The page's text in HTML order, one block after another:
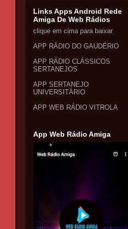
Links Apps Android Rede
Amiga De Web Rádios
clique em cima para baixar
APP RÁDIO DO GAUDÉRIO
APP RÁDIO CLÁSSICOS
SERTANEJOS
APP SERTANEJO
UNIVERSITÁRIO
APP WEB RÁDIO VITROLA
App Web Rádio Amiga